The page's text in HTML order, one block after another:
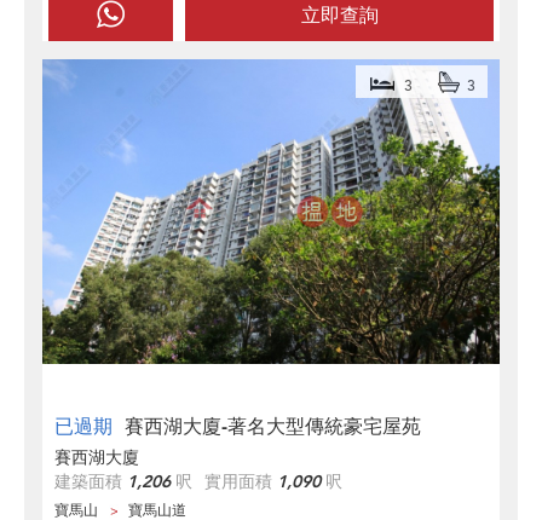
立即查詢
已過期 賽西湖大廈-著名大型傳統豪宅屋苑
3 3
賽西湖大廈
建築面積 1,206呎 實用面積 1,090呎
寶馬山 寶馬山道